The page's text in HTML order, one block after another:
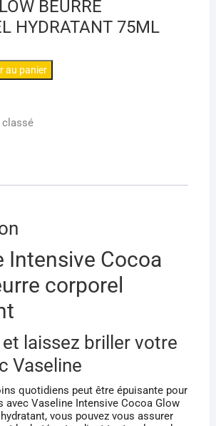
BEURRE
HYDRATANT 75ML
au panier
classé
Intensive Cocoa
corporel
laissez briller votre
Vaseline
quotidiens peut être épuisante pour
avec Vaseline Intensive Cocoa Glow
vous pouvez vous assurer